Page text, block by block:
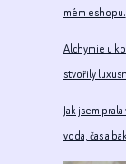
mém eshopu.
Alchymie u
stvořily
Jak jsem
voda, čas a